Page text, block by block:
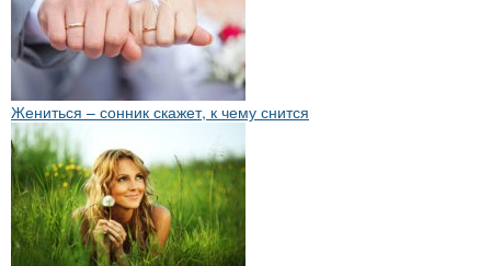
Жениться – сонник скажет, к чему снится